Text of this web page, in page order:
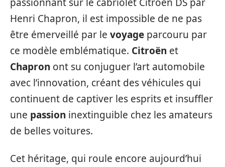
Henri Chapron, il est impossible de ne pas
être émerveillé par le voyage parcouru par
ce modèle emblématique. Citroën et
Chapron ont su conjuguer l’art automobile
avec l’innovation, créant des véhicules qui
continuent de captiver les esprits et insuffler
une passion inextinguible chez les amateurs
de belles voitures.
Cet héritage, qui roule encore aujourd’hui